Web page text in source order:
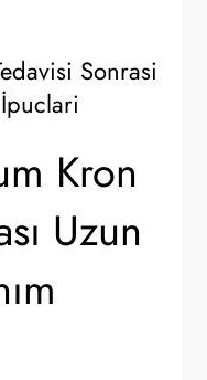
Sonrasi
Kron
Uzun